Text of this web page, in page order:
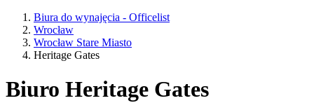
Biura do wynajęcia - Officelist
Wrocław
Wrocław Stare Miasto
Heritage Gates
Biuro Heritage Gates